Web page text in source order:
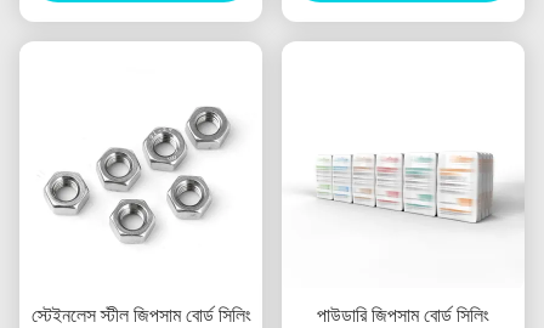
স্টেইনলেস স্টীল জিপসাম বোর্ড সিলিং
পাউডারি জিপসাম বোর্ড সিলিং